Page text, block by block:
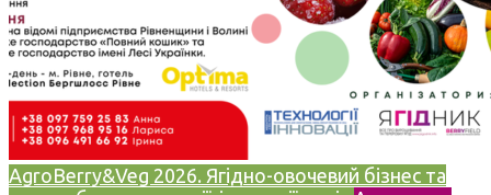
AgroBerry&Veg 2026. Ягідно-овочевий бізнес та